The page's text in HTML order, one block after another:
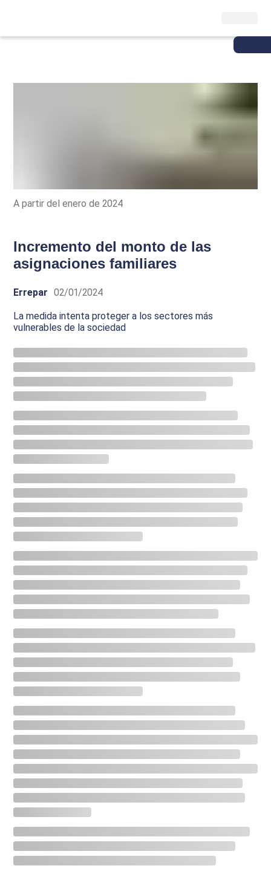
A partir del enero de 2024
Incremento del monto de las
asignaciones familiares
Errepar 02/01/2024
La medida intenta proteger a los sectores más
vulnerables de la sociedad